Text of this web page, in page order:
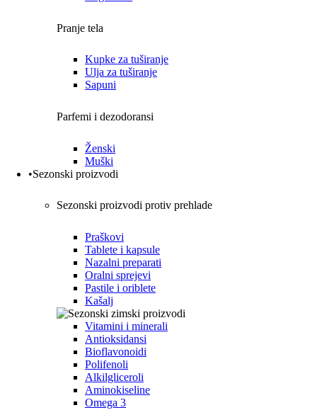
Pranje tela
Kupke za tuširanje
Ulja za tuširanje
Sapuni
Parfemi i dezodoransi
Ženski
Muški
•Sezonski proizvodi
Sezonski proizvodi protiv prehlade
Praškovi
Tablete i kapsule
Nazalni preparati
Oralni sprejevi
Pastile i oriblete
Kašalj
Vitamini i minerali
Antioksidansi
Bioflavonoidi
Polifenoli
Alkilgliceroli
Aminokiseline
Omega 3